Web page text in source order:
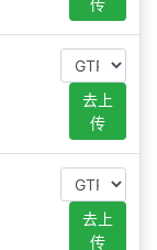
传
去上
传
去上
传